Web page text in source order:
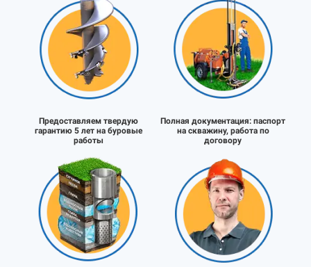
Предоставляем твердую
гарантию 5 лет на буровые
работы
Полная документация: паспорт
на скважину, работа по
договору